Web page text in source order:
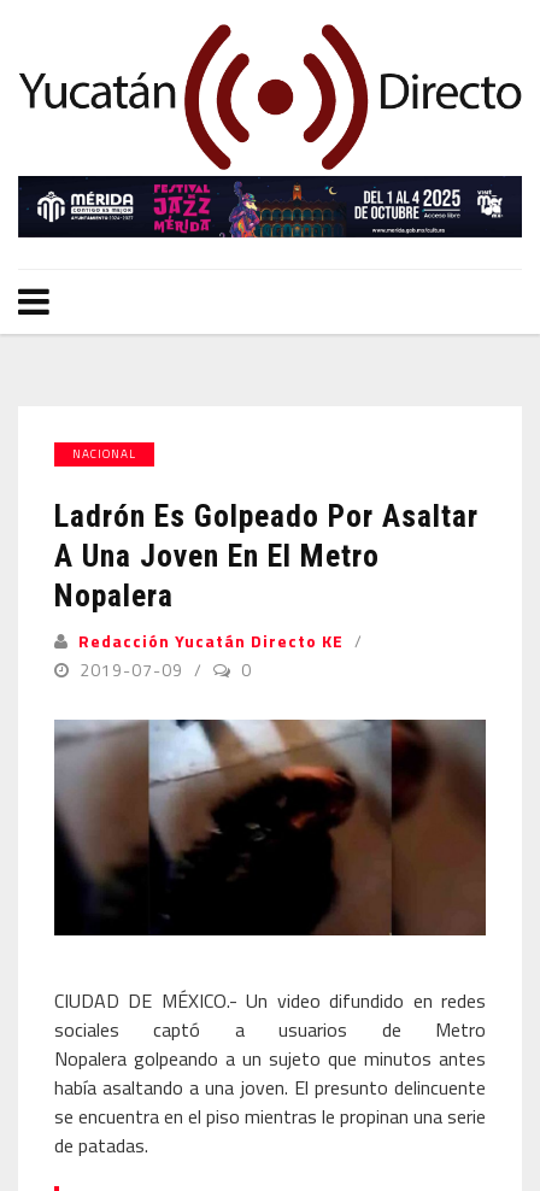
NACIONAL
Ladrón Es Golpeado Por Asaltar
A Una Joven En El Metro
Nopalera
Redacción Yucatán Directo KE
2019-07-09
0
CIUDAD DE MÉXICO.- Un video difundido en redes
sociales captó a usuarios de Metro
Nopalera golpeando a un sujeto que minutos antes
había asaltando a una joven. El presunto delincuente
se encuentra en el piso mientras le propinan una serie
de patadas.